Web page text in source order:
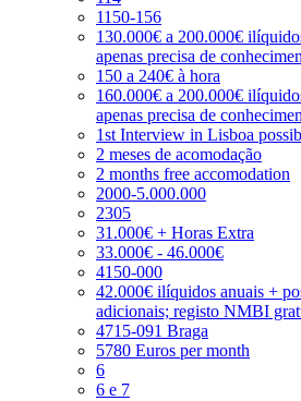
1150-156
130.000€ a 200.000€
apenas precisa de
150 a 240€ à hora
160.000€ a 200.000€
apenas precisa de
1st Interview in Lisboa
2 meses de acomodação
2 months free accomodation
2000-5.000.000
2305
31.000€ + Horas Extra
33.000€ - 46.000€
4150-000
42.000€ ilíquidos anuais +
adicionais; registo NMBI
4715-091 Braga
5780 Euros per month
6
6 e 7